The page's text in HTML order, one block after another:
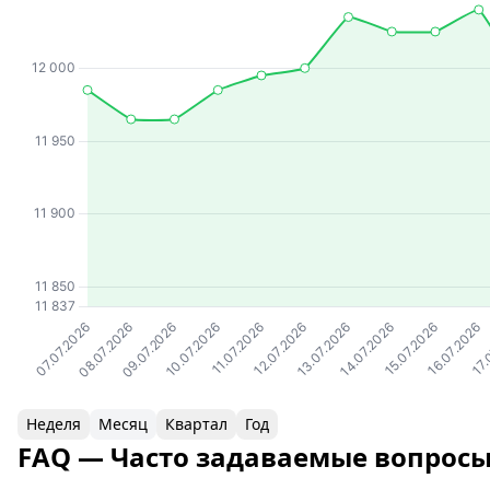
Неделя Месяц Квартал Год
FAQ — Часто задаваемые